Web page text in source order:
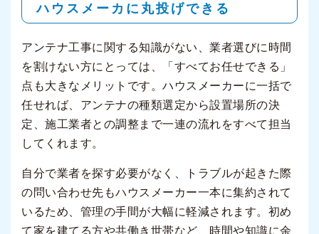
ハウスメーカに丸投げできる
アンテナ工事に関する知識がない、業者選びに時間
を割けない方にとっては、「すべてお任せできる」
点も大きなメリットです。ハウスメーカーに一括で
任せれば、アンテナの種類選定から設置場所の決
定、施工業者との調整まで一連の流れをすべて担当
してくれます。
自分で業者を探す必要がなく、トラブルが起きた際
の問い合わせ先もハウスメーカー一本に集約されて
いるため、管理の手間が大幅に軽減されます。初め
て家を建てる方や共働き世帯など、時間や知識に余